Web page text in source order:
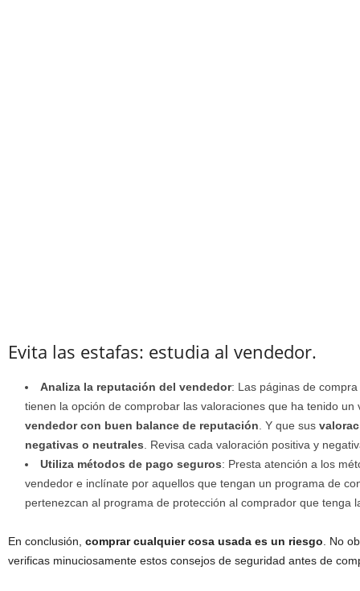
Evita las estafas: estudia al vendedor.
Analiza la reputación del vendedor: Las páginas de
tienen la opción de comprobar las valoraciones que ha tenido
vendedor con buen balance de reputación. Y que sus
negativas o neutrales. Revisa cada valoración positiva y
Utiliza métodos de pago seguros: Presta atención a los
vendedor e inclínate por aquellos que tengan un programa de
pertenezcan al programa de protección al comprador que tenga
En conclusión, comprar cualquier cosa usada es un riesgo. No
verificas minuciosamente estos consejos de seguridad antes de